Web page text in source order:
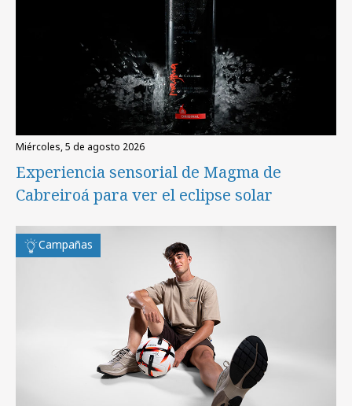
miércoles, 5 de agosto 2026
Experiencia sensorial de Magma de
Cabreiroá para ver el eclipse solar
Campañas